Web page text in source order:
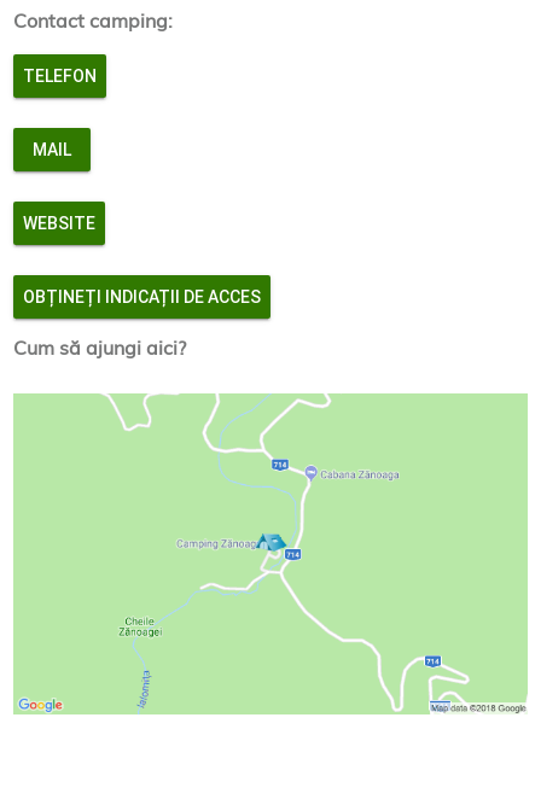
Contact camping:
TELEFON
MAIL
WEBSITE
OBȚINEȚI INDICAȚII DE ACCES
Cum să ajungi aici?